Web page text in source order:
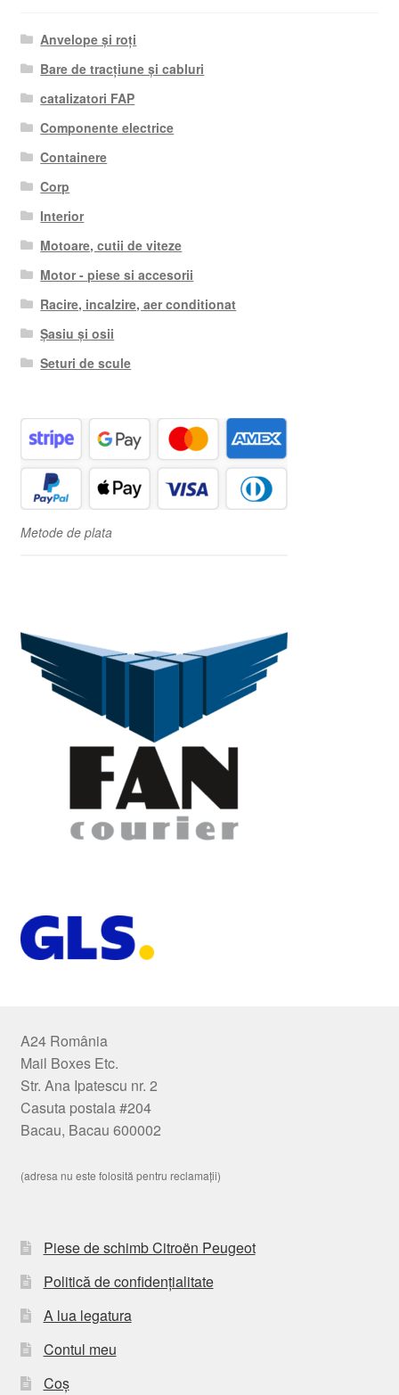
Anvelope și roți
Bare de tracțiune și cabluri
catalizatori FAP
Componente electrice
Containere
Corp
Interior
Motoare, cutii de viteze
Motor - piese si accesorii
Racire, incalzire, aer conditionat
Șasiu și osii
Seturi de scule
Metode de plata
A24 România
Mail Boxes Etc.
Str. Ana Ipatescu nr. 2
Casuta postala #204
Bacau, Bacau 600002
(adresa nu este folosită pentru reclamații)
Piese de schimb Citroën Peugeot
Politică de confidențialitate
A lua legatura
Contul meu
Coș